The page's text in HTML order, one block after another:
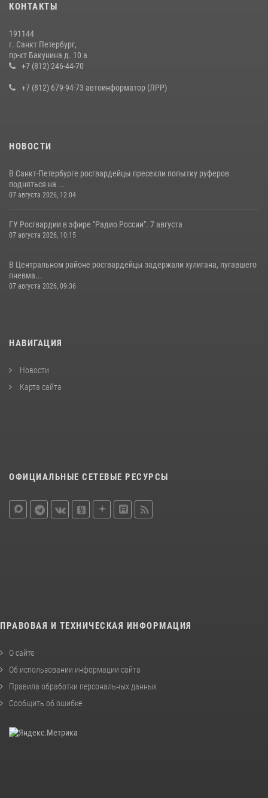
на III Международном петербургском цифровом форуме
В Ленобласти сотрудники Росгвардии провели встречу с
воспитанниками детского клуба «Умные каникулы»
КОНТАКТЫ
191144
г. Санкт Петербург,
пр-кт Бакунина д. 10 а
+7 (812) 246-44-70
+7 (812) 679-94-73 автоинформатор (ЛРР)
НОВОСТИ
В Санкт-Петербурге росгвардейцы пресекли попытку руферов
подняться на ...
07 августа 2026, 12:04
ГУ Росгвардии в эфире "Радио России". 7 августа
07 августа 2026, 10:15
В Центральном районе росгвардейцы задержали хулигана, пугавшего
пневма...
07 августа 2026, 09:36
НАВИГАЦИЯ
Новости
Карта сайта
ОФИЦИАЛЬНЫЕ СЕТЕВЫЕ РЕСУРСЫ
ПРАВОВАЯ И ТЕХНИЧЕСКАЯ ИНФОРМАЦИЯ
О сайте
Об использовании информации сайта
Правила обработки персональных данных
Сообщить об ошибке